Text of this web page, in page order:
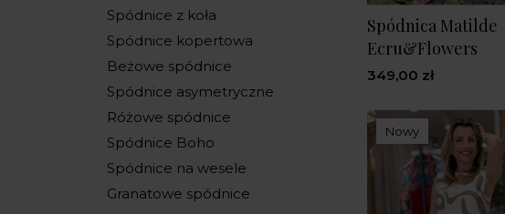
Spódnice z koła
Spódnice kopertowa
Beżowe spódnice
Spódnice asymetryczne
Różowe spódnice
Spódnice Boho
Spódnice na wesele
Granatowe spódnice
Spódnica Matilde
Ecru&Flowers
349,00 zł
Nowy